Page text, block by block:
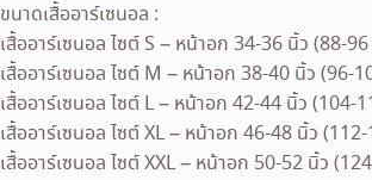
ขนาดเสื้ออาร์เซนอล :
เสื้ออาร์เซนอล ไซต์ S – หน้าอก 34-36 นิ้ว (88-
เสื้ออาร์เซนอล ไซต์ M – หน้าอก 38-40 นิ้ว (96-
เสื้ออาร์เซนอล ไซต์ L – หน้าอก 42-44 นิ้ว (104-
เสื้ออาร์เซนอล ไซต์ XL – หน้าอก 46-48 นิ้ว
เสื้ออาร์เซนอล ไซต์ XXL – หน้าอก 50-52 นิ้ว